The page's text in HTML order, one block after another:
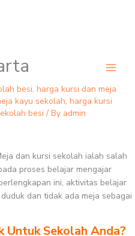
besi, harga kursi dan meja
kayu sekolah, harga kursi
besi / By admin
dan kursi sekolah ialah salah
proses belajar mengajar
ini, aktivitas belajar
dan tidak ada meja sebagai
Untuk Sekolah Anda?